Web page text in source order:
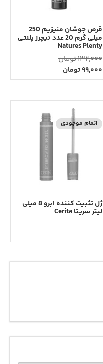
قرص جوشان منیزیم 250
میلی گرم 20 عدد نیچرز پلنتی
Natures Plenty
132,000تومان
99,000تومان
اتمام موجودی
ژل تثبیت کننده ابرو 8 میلی
لیتر سریتا Cerita